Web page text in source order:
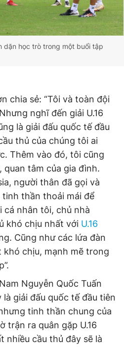
- BTTTT cấp ngày 24.3.2020
về Báo Thanh Niên. Cấm sao
không có sự chấp thuận bằng văn
JSC.
dặn học trò trong một buổi tập
chia sẻ: “Tôi và toàn đội
nghĩ đến giải U.16
là giải đấu quốc tế đầu
thủ của chúng tôi ai
Thêm vào đó, tôi cũng
quan tâm của gia đình.
người thân đã gọi và
tinh thần thoải mái để
cá nhân tôi, chủ nhà
khó chịu nhất với U.16
Cũng như các lứa đàn
khó chịu, mạnh mẽ trong
Nguyễn Quốc Tuấn
giải đấu quốc tế đầu tiên
tinh thần chung của
trận ra quân gặp U.16
nhiều cầu thủ đây sẽ là